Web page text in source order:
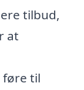
tilbud,
at
føre til